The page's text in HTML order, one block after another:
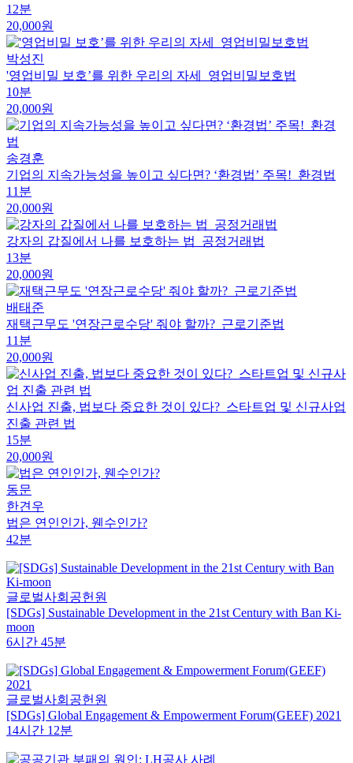
12분
20,000원
박성진
'영업비밀 보호’를 위한 우리의 자세_영업비밀보호법
10분
20,000원
송경훈
기업의 지속가능성을 높이고 싶다면? ‘환경법’ 주목!_환경법
11분
20,000원
강자의 갑질에서 나를 보호하는 법_공정거래법
13분
20,000원
배태준
재택근무도 '연장근로수당' 줘야 할까?_근로기준법
11분
20,000원
신사업 진출, 법보다 중요한 것이 있다?_스타트업 및 신규사업
진출 관련 법
15분
20,000원
동문
한견우
법은 연인인가, 웬수인가?
42분
글로벌사회공헌원
[SDGs] Sustainable Development in the 21st Century with Ban Ki-
moon
6시간 45분
글로벌사회공헌원
[SDGs] Global Engagement & Empowerment Forum(GEEF) 2021
14시간 12분